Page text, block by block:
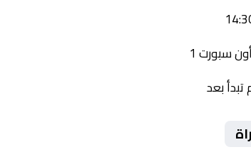
سبورت 1
تبدأ بعد